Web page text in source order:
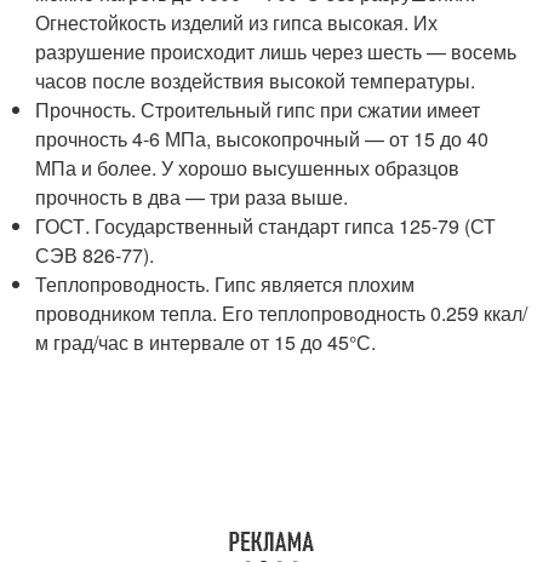
Огнестойкость изделий из гипса высокая. Их
разрушение происходит лишь через шесть — восемь
часов после воздействия высокой температуры.
Прочность. Строительный гипс при сжатии имеет
прочность 4-6 МПа, высокопрочный — от 15 до 40
МПа и более. У хорошо высушенных образцов
прочность в два — три раза выше.
ГОСТ. Государственный стандарт гипса 125-79 (СТ
СЭВ 826-77).
Теплопроводность. Гипс является плохим
проводником тепла. Его теплопроводность 0.259 ккал/
м град/час в интервале от 15 до 45°С.